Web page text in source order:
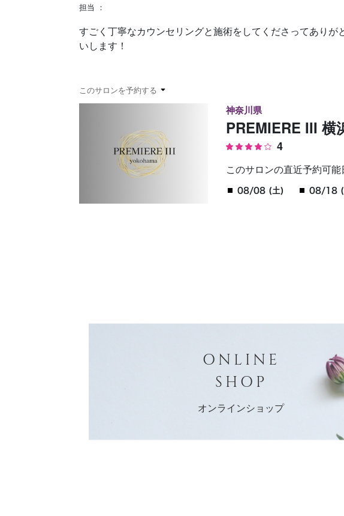
担当 ：
すごく丁寧なカウンセリングと施術をしてくださってあり
いします！
このサロンを予約する
神奈川県
PREMIERE III
4
このサロンの直近予約可能
08/08 (土) 08/18 (
ONLINE
SHOP
オンラインショップ